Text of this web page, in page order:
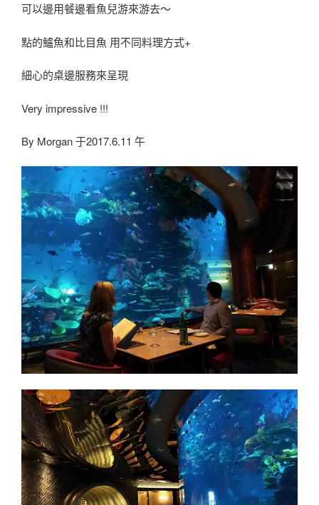
可以邊用餐邊看魚兒游來游去～
點的鱸魚和比目魚 用不同料理方式+
細心的桌邊服務來呈現
Very impressive !!!
By Morgan 于2017.6.11 午